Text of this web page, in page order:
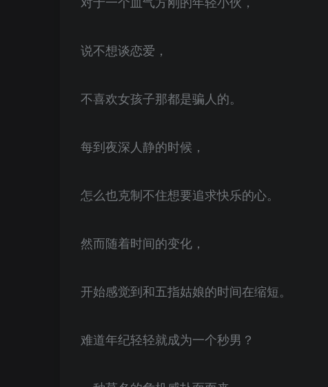
说不想谈恋爱，
不喜欢女孩子那都是骗人的。
每到夜深人静的时候，
怎么也克制不住想要追求快乐的心。
然而随着时间的变化，
开始感觉到和五指姑娘的时间在缩短。
难道年纪轻轻就成为一个秒男？